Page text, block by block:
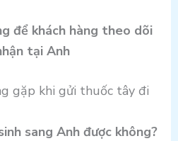
để khách hàng theo dõi
tại Anh
gặp khi gửi thuốc tây đi
sang Anh được không?